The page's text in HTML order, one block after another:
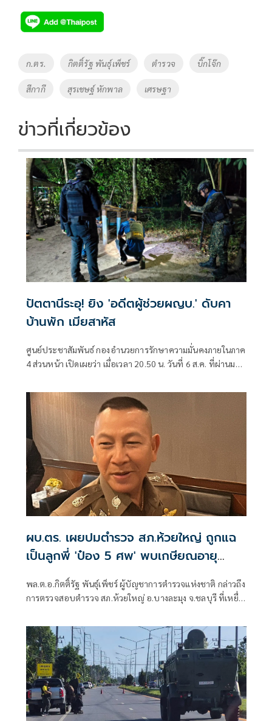
e
b
o
o
k
tt
er
p
y
Li
n
k
Tags
ก.ตร. กิตติ์รัฐ พันธุ์เพ็ชร์ ตำรวจ บิ๊กโจ๊ก
สีกากี สุรเชษฐ์ หักพาล เศรษฐา
ข่าวที่เกี่ยวข้อง
ปัตตานีระอุ! ยิง 'อดีตผู้ช่วยผญบ.' ดับคา
บ้านพัก เมียสาหัส
ศูนย์ประชาสัมพันธ์ กองอำนวยการรักษาความมั่นคงภายในภาค
4 ส่วนหน้า เปิดเผยว่า เมื่อเวลา 20.50 น. วันที่ 6 ส.ค. ที่ผ่านมา
อาแว อดีตผู้ช่วยผู้ใหญ่บ้านหมู่ที่ 5
ผบ.ตร. เผยปมตำรวจ สภ.ห้วยใหญ่ ถูกแฉ
เป็นลูกพี่ 'ป๋อง 5 ศพ' พบเกษียณอายุ
ตั้งแต่ปี 57
พล.ต.อ.กิตติ์รัฐ พันธุ์เพ็ชร์ ผู้บัญชาการตำรวจแห่งชาติ กล่าวถึง
การตรวจสอบตำรวจ สภ.ห้วยใหญ่ อ.บางละมุง จ.ชลบุรี ที่เหยื่อ
มาระบุว่า นายป๋องเป็นเด็กเดินยาของตำรวจ สภ.ห้วยใหญ่